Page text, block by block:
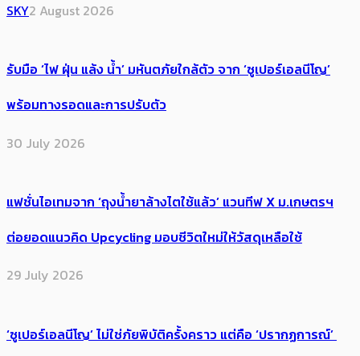
SKY2 August 2026
รับมือ ‘ไฟ ฝุ่น แล้ง น้ำ’ มหันตภัยใกล้ตัว จาก ‘ซูเปอร์เอลนีโญ’
พร้อมทางรอดและการปรับตัว
30 July 2026
แฟชั่นไอเทมจาก ‘ถุงน้ำยาล้างไตใช้แล้ว’ แวนทีฟ X ม.เกษตรฯ
ต่อยอดแนวคิด Upcycling มอบชีวิตใหม่ให้วัสดุเหลือใช้
29 July 2026
‘ซูเปอร์เอลนีโญ’ ไม่ใช่ภัยพิบัติครั้งคราว แต่คือ ‘ปรากฏการณ์’ ​